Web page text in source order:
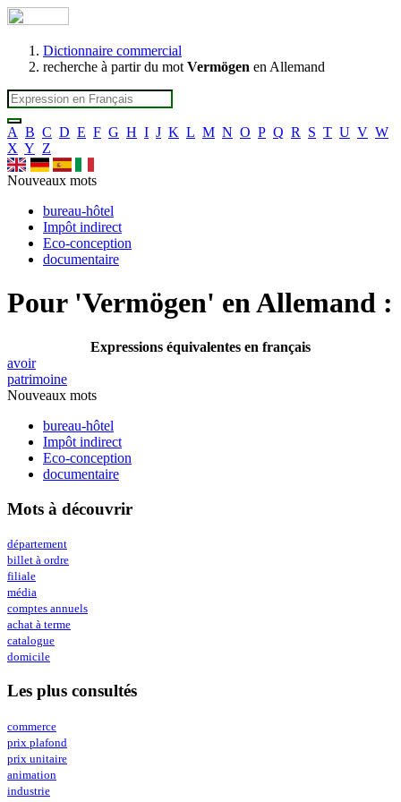
Dictionnaire commercial
recherche à partir du mot Vermögen en Allemand
A B C D E F G H I J K L M N O P Q R S T U V W
X Y Z
Nouveaux mots
bureau-hôtel
Impôt indirect
Eco-conception
documentaire
Pour 'Vermögen' en Allemand :
Expressions équivalentes en français
avoir
patrimoine
Nouveaux mots
bureau-hôtel
Impôt indirect
Eco-conception
documentaire
Mots à découvrir
département
billet à ordre
filiale
média
comptes annuels
achat à terme
catalogue
domicile
Les plus consultés
commerce
prix plafond
prix unitaire
animation
industrie